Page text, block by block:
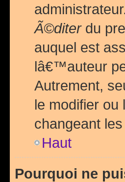
Ã©diterdu
auquel est
lâ€™auteur
Autrement,
le modifier ou
changeant
Haut
Pourquoi ne